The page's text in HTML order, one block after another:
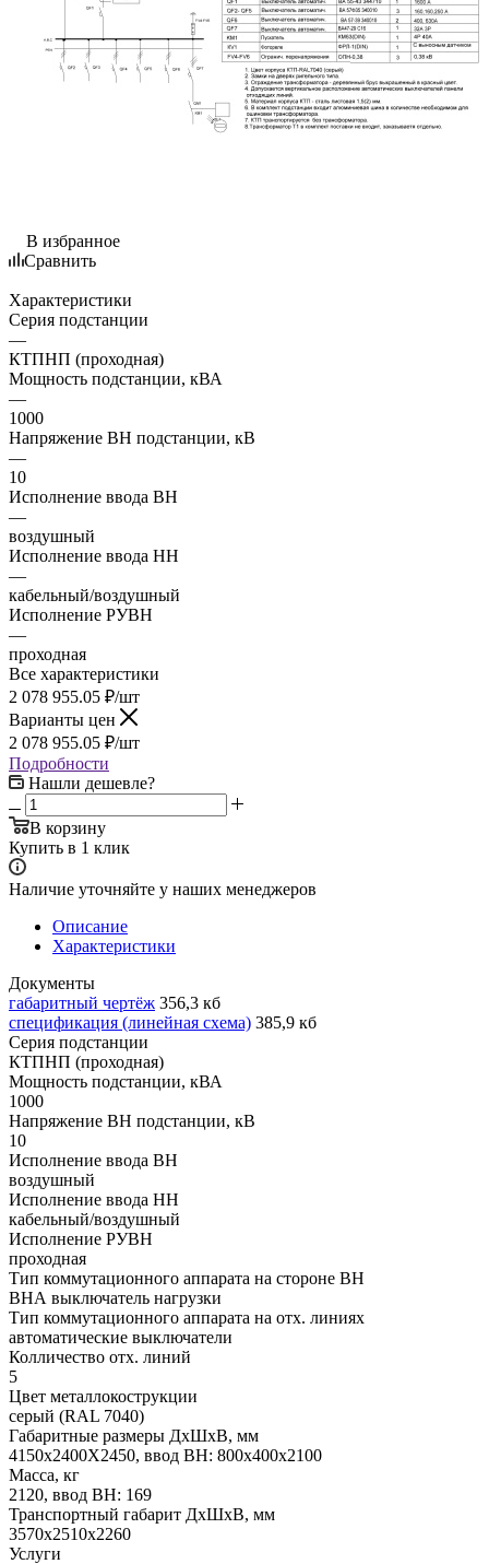
В избранное
Сравнить
Характеристики
Серия подстанции
—
КТПНП (проходная)
Мощность подстанции, кВА
—
1000
Напряжение ВН подстанции, кВ
—
10
Исполнение ввода ВН
—
воздушный
Исполнение ввода НН
—
кабельный/воздушный
Исполнение РУВН
—
проходная
Все характеристики
2 078 955.05 ₽/шт
Варианты цен
2 078 955.05 ₽/шт
Подробности
Нашли дешевле?
В корзину
Купить в 1 клик
Наличие уточняйте у наших менеджеров
Описание
Характеристики
Документы
габаритный чертёж 356,3 кб
спецификация (линейная схема) 385,9 кб
Серия подстанции
КТПНП (проходная)
Мощность подстанции, кВА
1000
Напряжение ВН подстанции, кВ
10
Исполнение ввода ВН
воздушный
Исполнение ввода НН
кабельный/воздушный
Исполнение РУВН
проходная
Тип коммутационного аппарата на стороне ВН
ВНА выключатель нагрузки
Тип коммутационного аппарата на отх. линиях
автоматические выключатели
Колличество отх. линий
5
Цвет металлокострукции
серый (RAL 7040)
Габаритные размеры ДхШхВ, мм
4150х2400Х2450, ввод ВН: 800х400х2100
Масса, кг
2120, ввод ВН: 169
Транспортный габарит ДхШхВ, мм
3570x2510x2260
Услуги